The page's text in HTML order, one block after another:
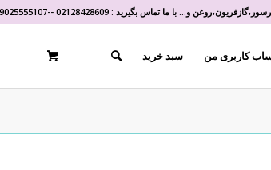
و... با ما تماس بگیرید : 02128428609
-
-
کاربری من سبد خرید